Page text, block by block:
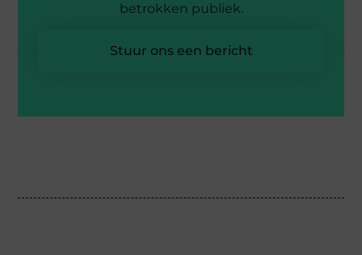
betrokken publiek.
Stuur ons een bericht